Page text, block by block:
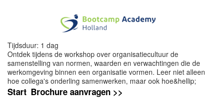
Tijdsduur: 1 dag
Ontdek tijdens de workshop over organisatiecultuur de
samenstelling van normen, waarden en verwachtingen die de
werkomgeving binnen een organisatie vormen. Leer niet alleen
hoe collega's onderling samenwerken, maar ook hoe&hellip;
Start Brochure aanvragen >>